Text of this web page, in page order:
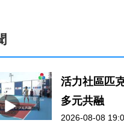
活力社區匹
多元共融
2026-08-08